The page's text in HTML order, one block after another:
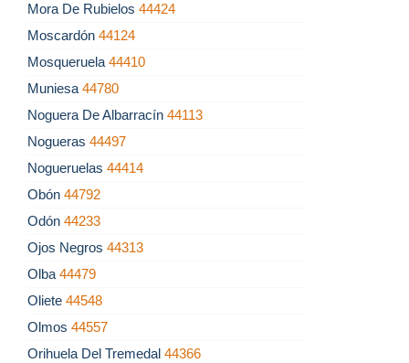
Mora De Rubielos 44424
Moscardón 44124
Mosqueruela 44410
Muniesa 44780
Noguera De Albarracín 44113
Nogueras 44497
Nogueruelas 44414
Obón 44792
Odón 44233
Ojos Negros 44313
Olba 44479
Oliete 44548
Olmos 44557
Orihuela Del Tremedal 44366